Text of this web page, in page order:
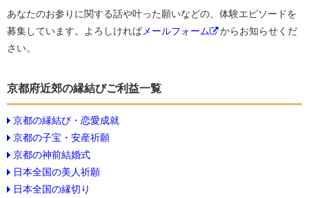
あなたのお参りに関する話や叶った願いなどの、体験エピソードを
募集しています。よろしければ メールフォーム
からお知らせくだ
さい。
京都府近郊の縁結びご利益一覧
京都の縁結び・恋愛成就
京都の子宝・安産祈願
京都の神前結婚式
日本全国の美人祈願
日本全国の縁切り